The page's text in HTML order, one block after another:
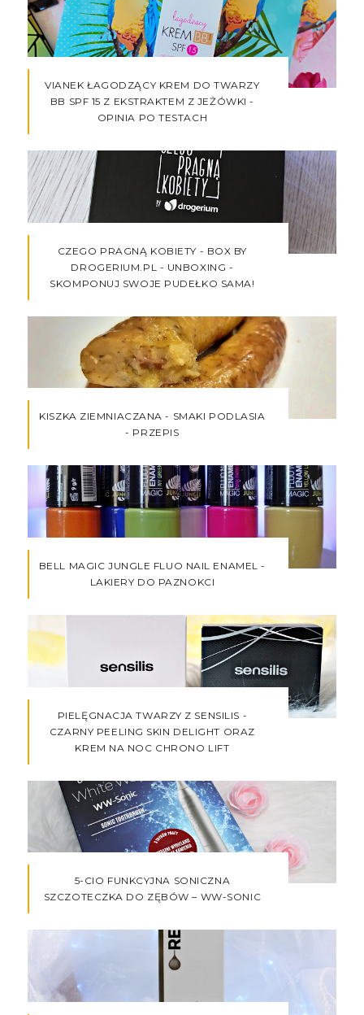
VIANEK ŁAGODZĄCY KREM DO TWARZY
BB SPF 15 Z EKSTRAKTEM Z JEŻÓWKI -
OPINIA PO TESTACH
CZEGO PRAGNĄ KOBIETY - BOX BY
DROGERIUM.PL - UNBOXING -
SKOMPONUJ SWOJE PUDEŁKO SAMA!
KISZKA ZIEMNIACZANA - SMAKI PODLASIA
- PRZEPIS
BELL MAGIC JUNGLE FLUO NAIL ENAMEL -
LAKIERY DO PAZNOKCI
PIELĘGNACJA TWARZY Z SENSILIS -
CZARNY PEELING SKIN DELIGHT ORAZ
KREM NA NOC CHRONO LIFT
5-CIO FUNKCYJNA SONICZNA
SZCZOTECZKA DO ZĘBÓW – WW-SONIC